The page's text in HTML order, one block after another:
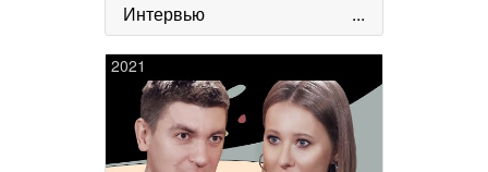
Интервью ...
2021